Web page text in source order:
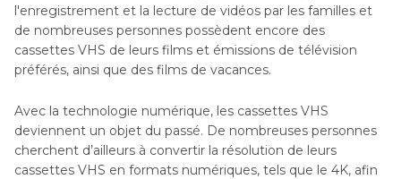
l'enregistrement et la lecture de vidéos par les familles et
de nombreuses personnes possèdent encore des
cassettes VHS de leurs films et émissions de télévision
préférés, ainsi que des films de vacances.
Avec la technologie numérique, les cassettes VHS
deviennent un objet du passé. De nombreuses personnes
cherchent d’ailleurs à convertir la résolution de leurs
cassettes VHS en formats numériques, tels que le 4K, afin